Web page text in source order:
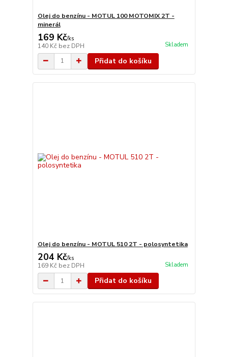
Olej do benzínu - MOTUL 100 MOTOMIX 2T -
minerál
169 Kč/ks
140 Kč bez DPH Skladem
Přidat do košíku
Olej do benzínu - MOTUL 510 2T - polosyntetika
204 Kč/ks
169 Kč bez DPH Skladem
Přidat do košíku